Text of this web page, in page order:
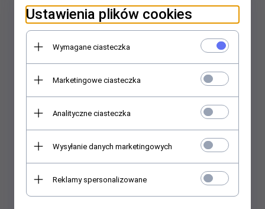
65,00PLN
Ustawienia plików cookies
Wymagane ciasteczka
Marketingowe ciasteczka
Analityczne ciasteczka
Wysyłanie danych marketingowych
Reklamy spersonalizowane